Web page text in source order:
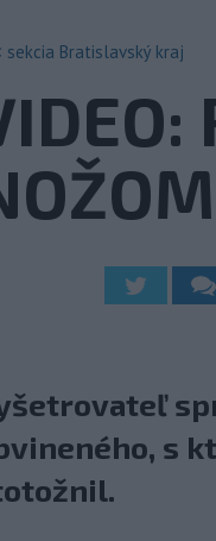
sekcia Bratislavský kraj
s